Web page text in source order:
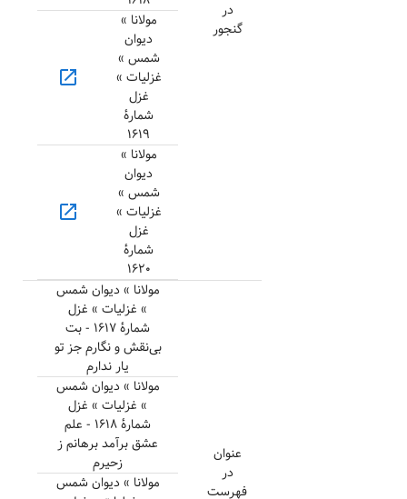
در
گنجور
مولانا »
دیوان
شمس »
غزلیات »
غزل
شمارهٔ
۱۶۱۹
open_in_new
مولانا »
دیوان
شمس »
غزلیات »
غزل
شمارهٔ
۱۶۲۰
open_in_new
عنوان
در
فهرست
مولانا » دیوان شمس
» غزلیات » غزل
شمارهٔ ۱۶۱۷ - بت
بی‌نقش و نگارم جز تو
یار ندارم
مولانا » دیوان شمس
» غزلیات » غزل
شمارهٔ ۱۶۱۸ - علم
عشق برآمد برهانم ز
زحیرم
مولانا » دیوان شمس